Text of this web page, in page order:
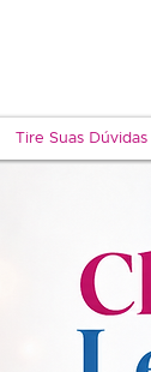
Tire Suas Dúvidas